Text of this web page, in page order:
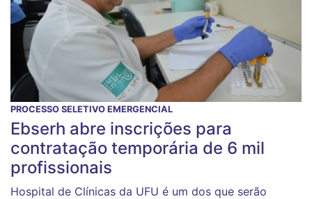
PROCESSO SELETIVO EMERGENCIAL
Ebserh abre inscrições para
contratação temporária de 6 mil
profissionais
Hospital de Clínicas da UFU é um dos que serão